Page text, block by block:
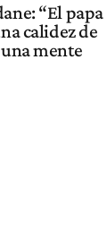
“El papa
calidez de
mente